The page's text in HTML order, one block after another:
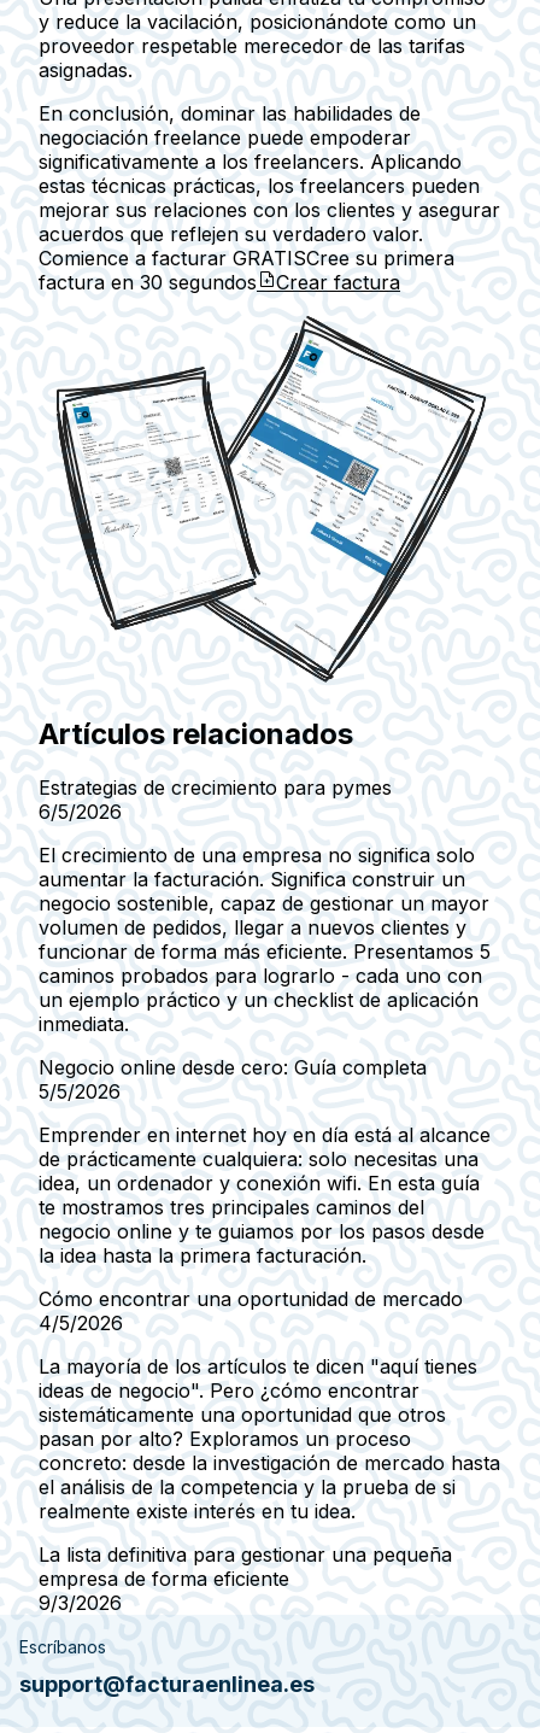
y reduce la vacilación, posicionándote como un
proveedor respetable merecedor de las tarifas
asignadas.
En conclusión, dominar las habilidades de
negociación freelance puede empoderar
significativamente a los freelancers. Aplicando
estas técnicas prácticas, los freelancers pueden
mejorar sus relaciones con los clientes y asegurar
acuerdos que reflejen su verdadero valor.
Comience a facturar GRATISCree su primera
factura en 30 segundos Crear factura
Artículos relacionados
Estrategias de crecimiento para pymes
6/5/2026
El crecimiento de una empresa no significa solo
aumentar la facturación. Significa construir un
negocio sostenible, capaz de gestionar un mayor
volumen de pedidos, llegar a nuevos clientes y
funcionar de forma más eficiente. Presentamos 5
caminos probados para lograrlo - cada uno con
un ejemplo práctico y un checklist de aplicación
inmediata.
Negocio online desde cero: Guía completa
5/5/2026
Emprender en internet hoy en día está al alcance
de prácticamente cualquiera: solo necesitas una
idea, un ordenador y conexión wifi. En esta guía
te mostramos tres principales caminos del
negocio online y te guiamos por los pasos desde
la idea hasta la primera facturación.
Cómo encontrar una oportunidad de mercado
4/5/2026
La mayoría de los artículos te dicen "aquí tienes
ideas de negocio". Pero ¿cómo encontrar
sistemáticamente una oportunidad que otros
pasan por alto? Exploramos un proceso
concreto: desde la investigación de mercado hasta
el análisis de la competencia y la prueba de si
realmente existe interés en tu idea.
La lista definitiva para gestionar una pequeña
empresa de forma eficiente
9/3/2026
Escríbanos
support@facturaenlinea.es